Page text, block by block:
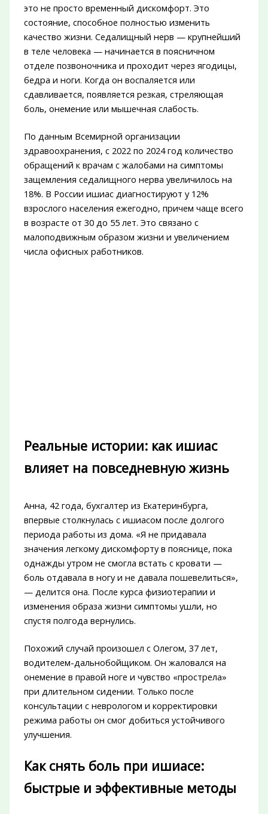
это не просто временный дискомфорт. Это
состояние, способное полностью изменить
качество жизни. Седалищный нерв — крупнейший
в теле человека — начинается в поясничном
отделе позвоночника и проходит через ягодицы,
бедра и ноги. Когда он воспаляется или
сдавливается, появляется резкая, стреляющая
боль, онемение или мышечная слабость.
По данным Всемирной организации
здравоохранения, с 2022 по 2024 год количество
обращений к врачам с жалобами на симптомы
защемления седалищного нерва увеличилось на
18%. В России ишиас диагностируют у 12%
взрослого населения ежегодно, причем чаще всего
в возрасте от 30 до 55 лет. Это связано с
малоподвижным образом жизни и увеличением
числа офисных работников.
Реальные истории: как ишиас
влияет на повседневную жизнь
Анна, 42 года, бухгалтер из Екатеринбурга,
впервые столкнулась с ишиасом после долгого
периода работы из дома. «Я не придавала
значения легкому дискомфорту в пояснице, пока
однажды утром не смогла встать с кровати —
боль отдавала в ногу и не давала пошевелиться»,
— делится она. После курса физиотерапии и
изменения образа жизни симптомы ушли, но
спустя полгода вернулись.
Похожий случай произошел с Олегом, 37 лет,
водителем-дальнобойщиком. Он жаловался на
онемение в правой ноге и чувство «прострела»
при длительном сидении. Только после
консультации с неврологом и корректировки
режима работы он смог добиться устойчивого
улучшения.
Как снять боль при ишиасе:
быстрые и эффективные методы